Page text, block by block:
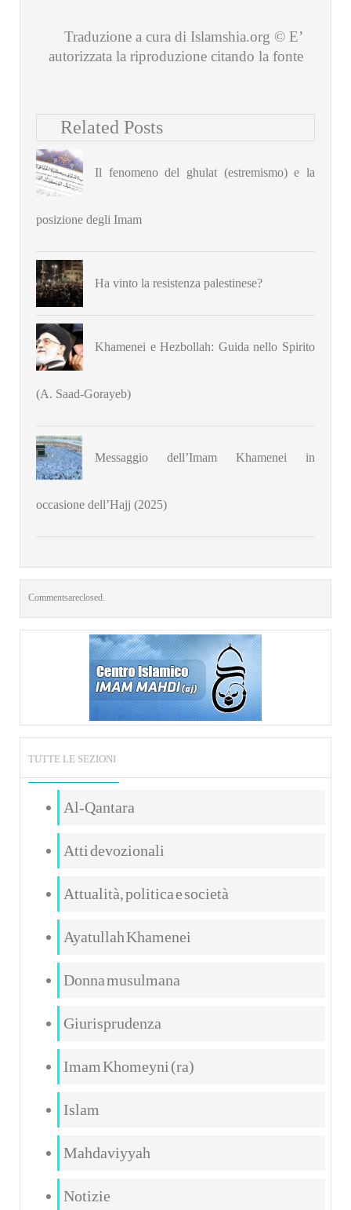
Traduzione a cura di Islamshia.org © E’
autorizzata la riproduzione citando la fonte
Related Posts
Il fenomeno del ghulat (estremismo) e la
posizione degli Imam
Ha vinto la resistenza palestinese?
Khamenei e Hezbollah: Guida nello Spirito
(A. Saad-Gorayeb)
Messaggio dell’Imam Khamenei in
occasione dell’Hajj (2025)
Comments are closed.
TUTTE LE SEZIONI
Al-Qantara
Atti devozionali
Attualità, politica e società
Ayatullah Khamenei
Donna musulmana
Giurisprudenza
Imam Khomeyni (ra)
Islam
Mahdaviyyah
Notizie